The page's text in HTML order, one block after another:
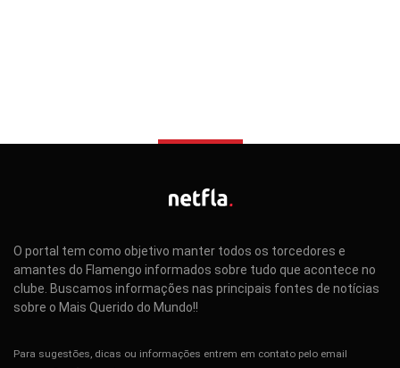
O portal tem como objetivo manter todos os torcedores e
amantes do Flamengo informados sobre tudo que acontece no
clube. Buscamos informações nas principais fontes de notícias
sobre o Mais Querido do Mundo!!
Para sugestões, dicas ou informações entrem em contato pelo email